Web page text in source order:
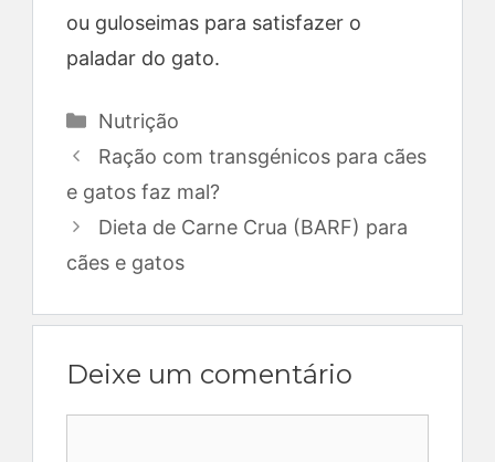
ou guloseimas para satisfazer o
paladar do gato.
Categorias
Nutrição
Ração com transgénicos para cães
e gatos faz mal?
Dieta de Carne Crua (BARF) para
cães e gatos
Deixe um comentário